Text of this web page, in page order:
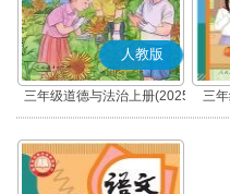
人教版
三年级道德与法治上册(2025
秋版)(部编版)
三